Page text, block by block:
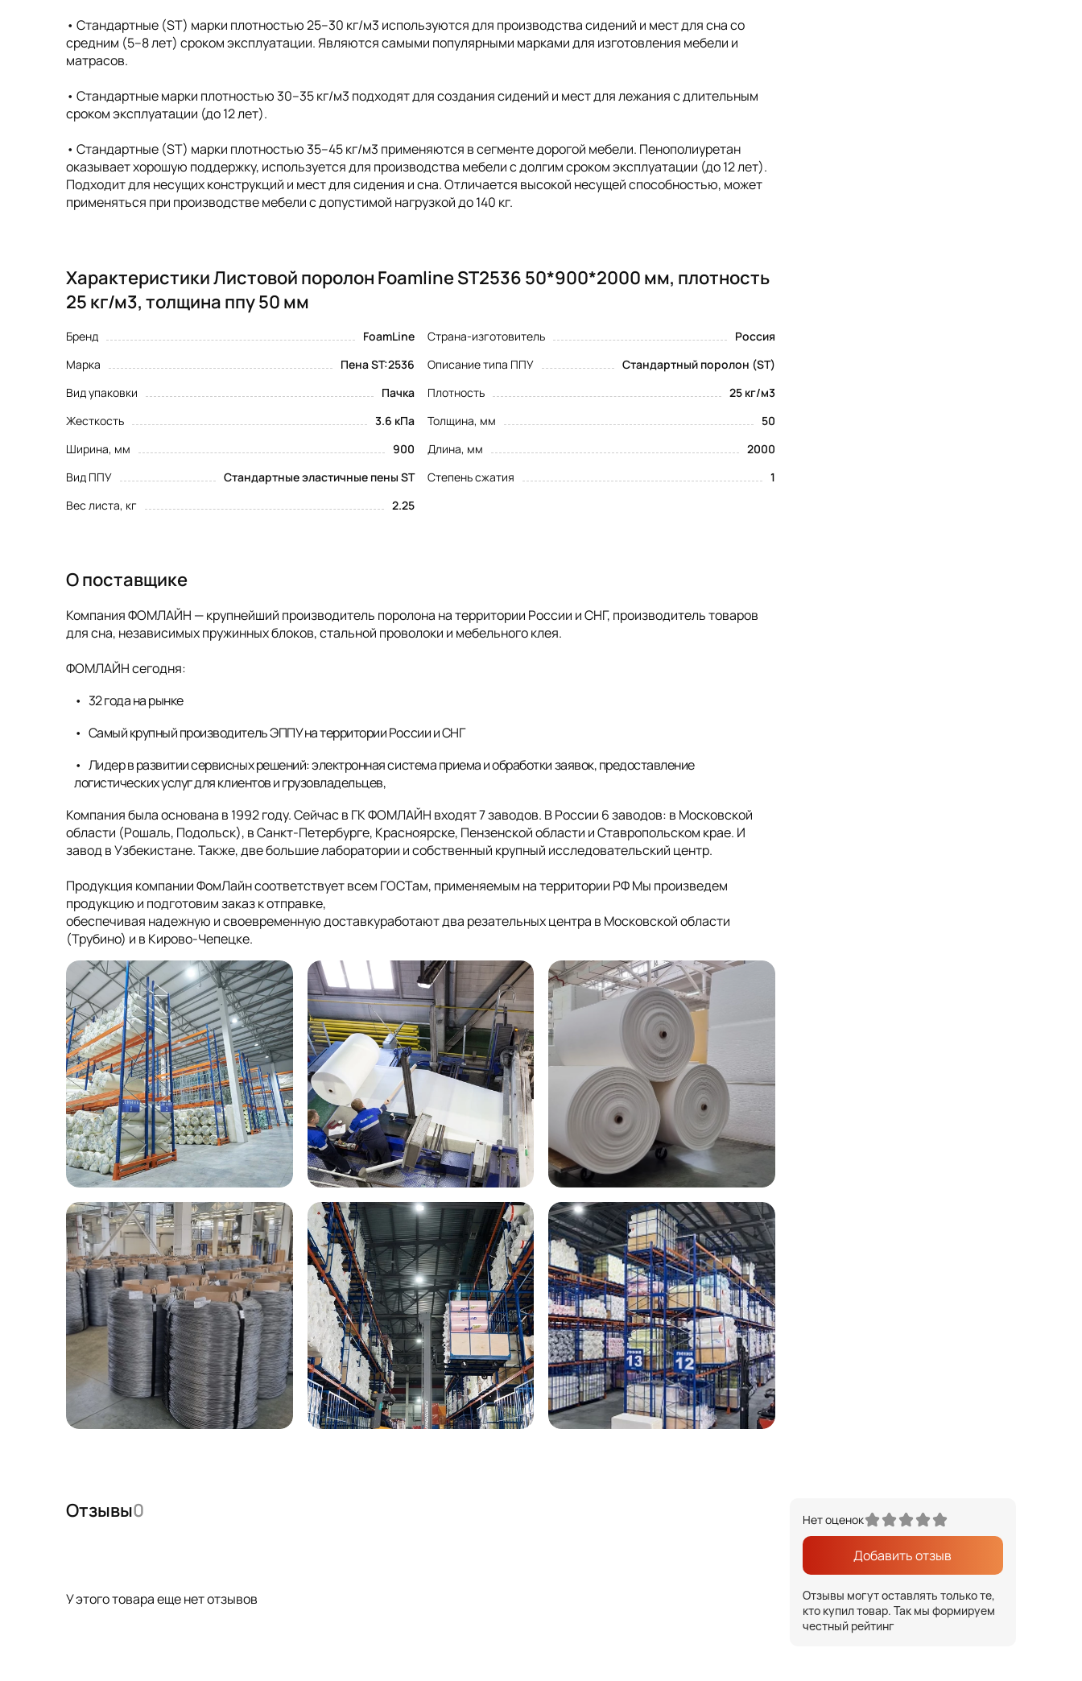
• Стандартные (ST) марки плотностью 25–30 кг/м3 используются для производства сидений и мест для сна со
средним (5–8 лет) сроком эксплуатации. Являются самыми популярными марками для изготовления мебели и
матрасов.
• Стандартные марки плотностью 30–35 кг/м3 подходят для создания сидений и мест для лежания с длительным
сроком эксплуатации (до 12 лет).
• Стандартные (ST) марки плотностью 35–45 кг/м3 применяются в сегменте дорогой мебели. Пенополиуретан
оказывает хорошую поддержку, используется для производства мебели с долгим сроком эксплуатации (до 12 лет).
Подходит для несущих конструкций и мест для сидения и сна. Отличается высокой несущей способностью, может
применяться при производстве мебели с допустимой нагрузкой до 140 кг.
Характеристики Листовой поролон Foamline ST2536 50*900*2000 мм, плотность
25 кг/м3, толщина ппу 50 мм
Бренд FoamLine Страна-изготовитель
Россия
Марка
Пена ST:2536 Описание типа ППУ
Стандартный поролон (ST)
Вид упаковки
Пачка Плотность
25 кг/м3
Жесткость
3.6 кПа Толщина, мм
50
Ширина, мм
900 Длина, мм
2000
Вид ППУ
Стандартные эластичные пены ST Степень сжатия
1
Вес листа, кг
2.25
О поставщике
Компания ФОМЛАЙН — крупнейший производитель поролона на территории России и СНГ, производитель товаров
для сна, независимых пружинных блоков, стальной проволоки и мебельного клея.
ФОМЛАЙН сегодня:
32 года на рынке
Самый крупный производитель ЭППУ на территории России и СНГ
Лидер в развитии сервисных решений: электронная система приема и обработки заявок, предоставление
логистических услуг для клиентов и грузовладельцев,
Компания была основана в 1992 году. Сейчас в ГК ФОМЛАЙН входят 7 заводов. В России 6 заводов: в Московской
области (Рошаль, Подольск), в Санкт-Петербурге, Красноярске, Пензенской области и Ставропольском крае. И
завод в Узбекистане. Также, две большие лаборатории и собственный крупный исследовательский центр.
Продукция компании ФомЛайн соответствует всем ГОСТам, применяемым на территории РФ Мы произведем
продукцию и подготовим заказ к отправке,
обеспечивая надежную и своевременную доставкуработают два резательных центра в Московской области
(Трубино) и в Кирово-Чепецке.
Отзывы0
У этого товара еще нет отзывов
Нет оценок
Добавить отзыв
Отзывы могут оставлять только те,
кто купил товар. Так мы формируем
честный рейтинг